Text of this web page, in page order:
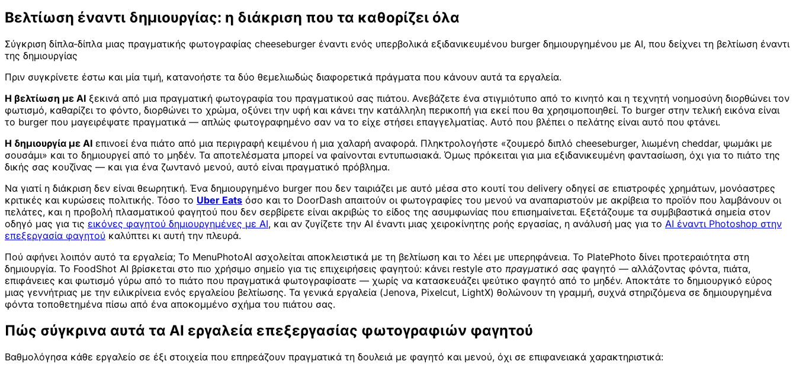
Βελτίωση έναντι δημιουργίας: η διάκριση που τα καθορίζει όλα
Σύγκριση δίπλα-δίπλα μιας πραγματικής φωτογραφίας cheeseburger έναντι ενός υπερβολικά εξιδανικευμένου burger δημιουργημένου με AI, που δείχνει τη βελτίωση έναντι
της δημιουργίας
Πριν συγκρίνετε έστω και μία τιμή, κατανοήστε τα δύο θεμελιωδώς διαφορετικά πράγματα που κάνουν αυτά τα εργαλεία.
Η βελτίωση με AI ξεκινά από μια πραγματική φωτογραφία του πραγματικού σας πιάτου. Ανεβάζετε ένα στιγμιότυπο από το κινητό και η τεχνητή νοημοσύνη διορθώνει τον
φωτισμό, καθαρίζει το φόντο, διορθώνει το χρώμα, οξύνει την υφή και κάνει την κατάλληλη περικοπή για εκεί που θα χρησιμοποιηθεί. Το burger στην τελική εικόνα είναι
το burger που μαγειρέψατε πραγματικά — απλώς φωτογραφημένο σαν να το είχε στήσει επαγγελματίας. Αυτό που βλέπει ο πελάτης είναι αυτό που φτάνει.
Η δημιουργία με AI επινοεί ένα πιάτο από μια περιγραφή κειμένου ή μια χαλαρή αναφορά. Πληκτρολογήστε «ζουμερό διπλό cheeseburger, λιωμένη cheddar, ψωμάκι με
σουσάμι» και το δημιουργεί από το μηδέν. Τα αποτελέσματα μπορεί να φαίνονται εντυπωσιακά. Όμως πρόκειται για μια εξιδανικευμένη φαντασίωση, όχι για το πιάτο της
δικής σας κουζίνας — και για ένα ζωντανό μενού, αυτό είναι πραγματικό πρόβλημα.
Να γιατί η διάκριση δεν είναι θεωρητική. Ένα δημιουργημένο burger που δεν ταιριάζει με αυτό μέσα στο κουτί του delivery οδηγεί σε επιστροφές χρημάτων, μονόαστρες
κριτικές και κυρώσεις πολιτικής. Τόσο το Uber Eats όσο και το DoorDash απαιτούν οι φωτογραφίες του μενού να αναπαριστούν με ακρίβεια το προϊόν που λαμβάνουν οι
πελάτες, και η προβολή πλασματικού φαγητού που δεν σερβίρετε είναι ακριβώς το είδος της ασυμφωνίας που επισημαίνεται. Εξετάζουμε τα συμβιβαστικά σημεία στον
οδηγό μας για τις εικόνες φαγητού δημιουργημένες με AI, και αν ζυγίζετε την AI έναντι μιας χειροκίνητης ροής εργασίας, η ανάλυσή μας για το AI έναντι Photoshop στην
επεξεργασία φαγητού καλύπτει κι αυτή την πλευρά.
Πού αφήνει λοιπόν αυτό τα εργαλεία; Το MenuPhotoAI ασχολείται αποκλειστικά με τη βελτίωση και το λέει με υπερηφάνεια. Το PlatePhoto δίνει προτεραιότητα στη
δημιουργία. Το FoodShot AI βρίσκεται στο πιο χρήσιμο σημείο για τις επιχειρήσεις φαγητού: κάνει restyle στο πραγματικό σας φαγητό — αλλάζοντας φόντα, πιάτα,
επιφάνειες και φωτισμό γύρω από το πιάτο που πραγματικά φωτογραφίσατε — χωρίς να κατασκευάζει ψεύτικο φαγητό από το μηδέν. Αποκτάτε το δημιουργικό εύρος
μιας γεννήτριας με την ειλικρίνεια ενός εργαλείου βελτίωσης. Τα γενικά εργαλεία (Jenova, Pixelcut, LightX) θολώνουν τη γραμμή, συχνά στηριζόμενα σε δημιουργημένα
φόντα τοποθετημένα πίσω από ένα αποκομμένο σχήμα του πιάτου σας.
Πώς σύγκρινα αυτά τα AI εργαλεία επεξεργασίας φωτογραφιών φαγητού
Βαθμολόγησα κάθε εργαλείο σε έξι στοιχεία που επηρεάζουν πραγματικά τη δουλειά με φαγητό και μενού, όχι σε επιφανειακά χαρακτηριστικά: